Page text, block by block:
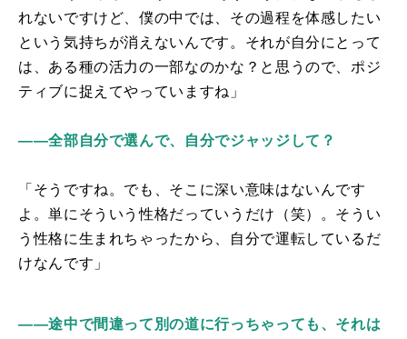
れないですけど、僕の中では、その過程を体感したい
という気持ちが消えないんです。それが自分にとって
は、ある種の活力の一部なのかな？と思うので、ポジ
ティブに捉えてやっていますね」
――全部自分で選んで、自分でジャッジして？
「そうですね。でも、そこに深い意味はないんです
よ。単にそういう性格だっていうだけ（笑）。そうい
う性格に生まれちゃったから、自分で運転しているだ
けなんです」
――途中で間違って別の道に行っちゃっても、それは